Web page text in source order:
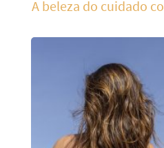
A beleza do cuidado